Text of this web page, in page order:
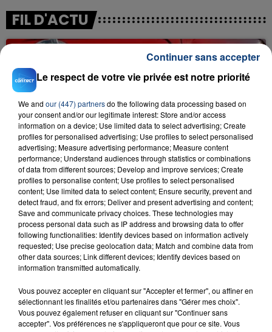
FIL D'ACTU
23 juillet 2026
INCENDIE MORTEL À LENS : UNE FEMME ET
SON BÉBÉ ENTRE LA VIE ET LA...
Un homme s'est immolé par le feu après avoir
aspergé sa compagne et leur bébé de trois mois
d'un liquide inflammable.
20 juillet 2026
UNE ADOLESCENTE DEVANT SE FAIRE
OPÉRER DE LA CHEVILLE RESSORT DE LA...
Le respect de votre vie privée est notre priorité
We and our (447) partnersdo the following data processing based on
your consent and/or our legitimate interest: Store and/or access
information on a device; Use limited data to select advertising; Create
profiles for personalised advertising; Use profiles to select personalised
advertising; Measure advertising performance; Measure content
performance; Understand audiences through statistics or combinations
of data from different sources; Develop and improve services; Create
profiles to personalise content; Use profiles to select personalised
content; Use limited data to select content; Ensure security, prevent and
detect fraud, and fix errors; Deliver and present advertising and content;
Save and communicate privacy choices. These technologies may
process personal data such as IP address and browsing data to offer
following functionalities: Identify devices based on information actively
requested; Use precise geolocation data; Match and combine data from
other data sources; Link different devices; Identify devices based on
information transmitted automatically.
Vous pouvez accepter en cliquant sur "Accepter et fermer", ou affiner en
sélectionnant les finalités et/ou partenaires dans "Gérer mes choix".
Vous pouvez également refuser en cliquant sur "Continuer sans
accepter". Vos préférences ne s'appliqueront que pour ce site. Vous
Continuer sans accepter